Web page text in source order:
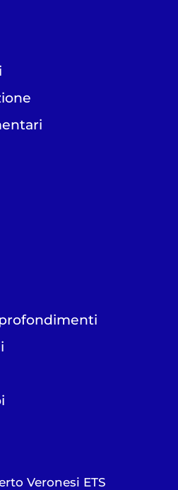
Veronesi ETS